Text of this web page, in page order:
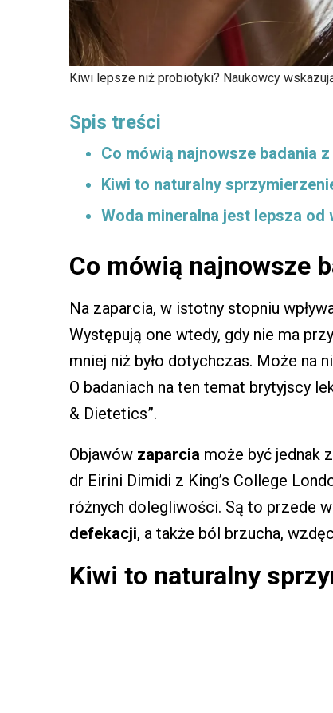
Kiwi lepsze niż probiotyki? Naukowcy
Spis treści
Co mówią najnowsze badania
Kiwi to naturalny
Woda mineralna jest lepsza od
Co mówią najnowsze
Na zaparcia, w istotny stopniu
Występują one wtedy, gdy nie ma
mniej niż było dotychczas. Może na
O badaniach na ten temat brytyjscy
& Dietetics”.
Objawów zaparcia może być jednak
dr Eirini Dimidi z King’s College
różnych dolegliwości. Są to przede
defekacji, a także ból brzucha,
Kiwi to naturalny